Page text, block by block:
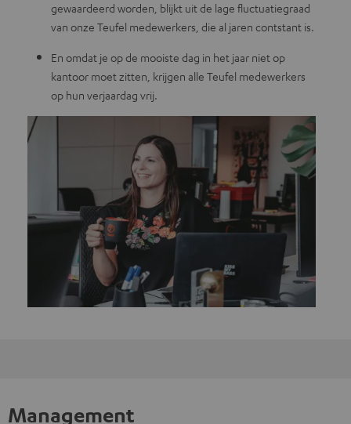
gewaardeerd worden, blijkt uit de lage fluctuatiegraad
van onze Teufel medewerkers, die al jaren contstant is.
En omdat je op de mooiste dag in het jaar niet op
kantoor moet zitten, krijgen alle Teufel medewerkers
op hun verjaardag vrij.
Management